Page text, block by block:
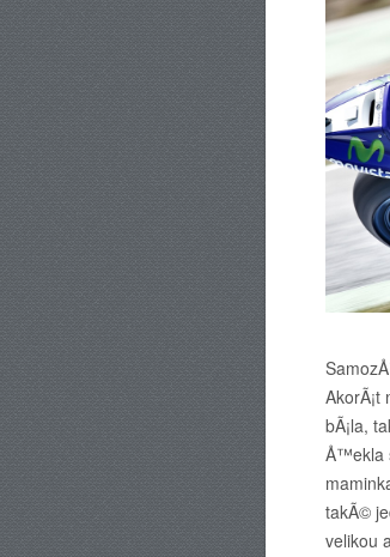
AkorÃ¡t
bÃ¡la,
Å™ekla
takÃ©
velikou